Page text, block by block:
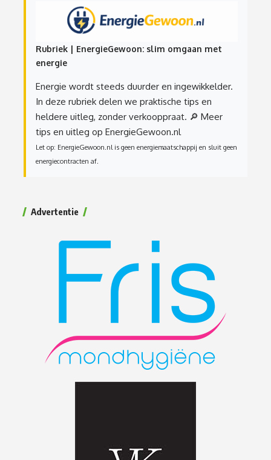
Rubriek | EnergieGewoon: slim omgaan met
energie
Energie wordt steeds duurder en ingewikkelder.
In deze rubriek delen we praktische tips en
heldere uitleg, zonder verkooppraat. 🔎 Meer
tips en uitleg op EnergieGewoon.nl
Let op: EnergieGewoon.nl is geen energiemaatschappij en sluit geen
energiecontracten af.
Advertentie